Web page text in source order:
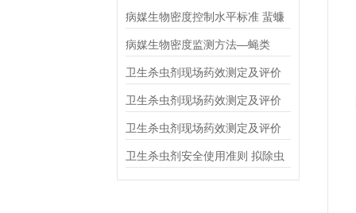
病媒生物密度控制水平标准 蜚蠊
病媒生物密度监测方法—蝇类
卫生杀虫剂现场药效测定及评价
杀蟑毒（胶）饵
卫生杀虫剂现场药效测定及评价
气雾剂
卫生杀虫剂现场药效测定及评价
喷射剂
卫生杀虫剂安全使用准则 拟除虫
菊酯类